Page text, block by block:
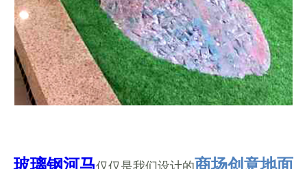
玻璃钢河马
商场创意地面